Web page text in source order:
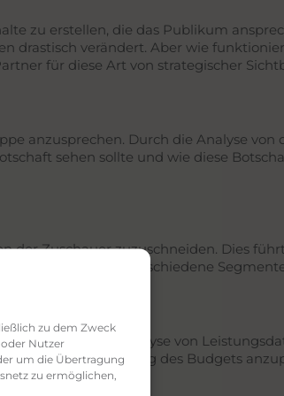
zu dem Zweck
Nutzer
um die Übertragung
zu ermöglichen,
zu erstellen, die das Publikum
drastisch verändert. Aber wie
für diese Art von strategischer
anzusprechen. Durch die Analyse von
sehen sollte und wie diese
der Zuschauer zuzuschneiden. Dies
sprechen verschiedene
Analyse von
die Verteilung des Budgets